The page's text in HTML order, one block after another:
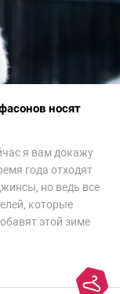
носят
я вам докажу
года отходят
но ведь все
которые
этой зиме